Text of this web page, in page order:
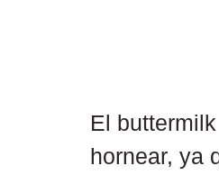
El
hornear, ya